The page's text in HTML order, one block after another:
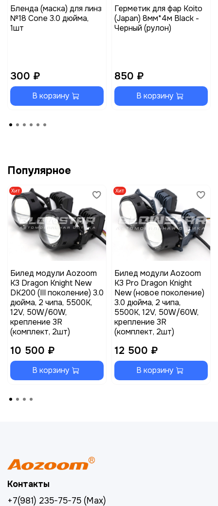
Бленда (маска) для линз
№18 Cone 3.0 дюйма,
1шт
300 ₽
В корзину
Герметик для фар Koito
(Japan) 8мм*4м Black -
Черный (рулон)
850 ₽
В корзину
Популярное
Хит
Билед модули Aozoom
K3 Dragon Knight New
DK200 (III поколение) 3.0
дюйма, 2 чипа, 5500K,
12V, 50W/60W,
крепление 3R
(комплект, 2шт)
10 500 ₽
В корзину
Хит
Билед модули Aozoom
K3 Pro Dragon Knight
New (новое поколение)
3.0 дюйма, 2 чипа,
5500K, 12V, 50W/60W,
крепление 3R
(комплект, 2шт)
12 500 ₽
В корзину
Контакты
+7(981) 235-75-75 (Max)